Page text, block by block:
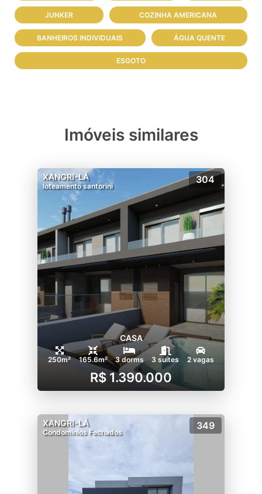
JUNKER COZINHA AMERICANA
BANHEIROS INDIVIDUAIS ÁGUA QUENTE
ESGOTO
Imóveis similares
XANGRI-LÁ
loteamento santorini
304
CASA
250m² 165.6m² 3 dorms 3 suítes 2 vagas
R$ 1.390.000
XANGRI-LÁ
Condomínios Fechados
349